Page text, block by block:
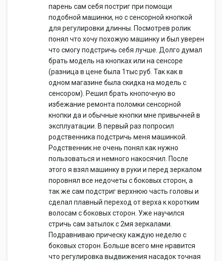
парень сам себя постриг при помощи
подобной машинки, но с сенсорной кнопкой
для регулировки длинны. Посмотрев ролик
понял что хочу похожую машинку и был уверен
что смогу подстричь себя лучше. Долго думал
брать модель на кнопках или на сенсоре
(разница в цене была 1тыс руб. Так как в
одном магазине была скидка на модель с
сенсором). Решил брать кнопочную во
избежание ремонта поломки сенсорной
кнопки да и обычные кнопки мне привычней в
эксплуатации. В первый раз попросил
родственника подстричь меня машинкой.
Родственник не очень понял как нужно
пользоваться и немного накосячил. После
этого я взял машинку в руки и перед зеркалом
поровнял все недочеты с боковых сторон, а
так же сам подстриг верхнюю часть головы и
сделал плавный переход от верха к коротким
волосам с боковых сторон. Уже научился
стричь сам затылок с 2мя зеркалами.
Подравниваю прическу каждую неделю с
боковых сторон. Больше всего мне нравится
что регулировка выдвижения насадок точная